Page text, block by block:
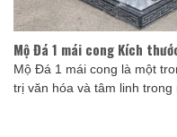
Mộ Đá 1 mái cong Kích
Mộ Đá 1 mái cong là một
trị văn hóa và tâm linh trong